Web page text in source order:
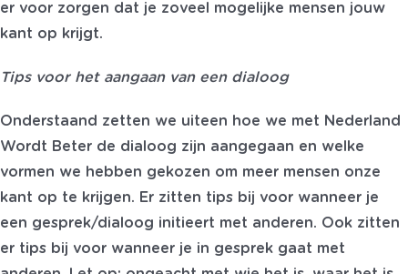
er voor zorgen dat je zoveel mogelijke mensen jouw
kant op krijgt.
Tips voor het aangaan van een dialoog
Onderstaand zetten we uiteen hoe we met Nederland
Wordt Beter de dialoog zijn aangegaan en welke
vormen we hebben gekozen om meer mensen onze
kant op te krijgen. Er zitten tips bij voor wanneer je
een gesprek/dialoog initieert met anderen. Ook zitten
er tips bij voor wanneer je in gesprek gaat met